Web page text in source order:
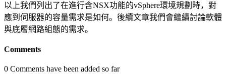
以上我們列出了在進行含NSX功能的vSphere環境規劃時，對
應到伺服器的容量需求是如何。後續文章我們會繼續討論軟體
與底層網路組態的需求。
Comments
0 Comments have been added so far